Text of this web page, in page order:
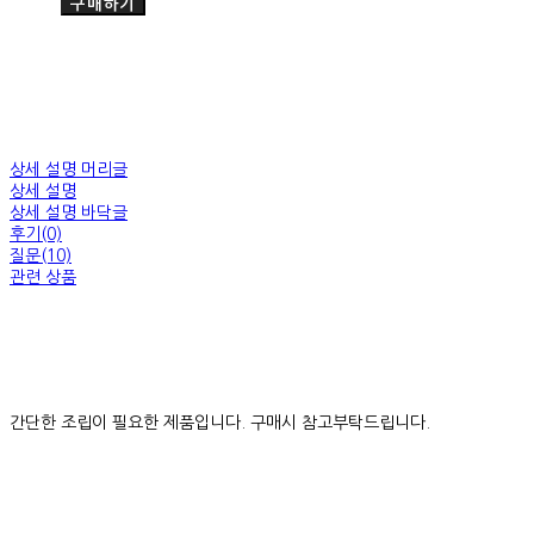
구매하기
상세 설명 머리글
상세 설명
상세 설명 바닥글
후기(0)
질문(10)
관련 상품
간단한 조립이 필요한 제품입니다. 구매시 참고부탁드립니다.